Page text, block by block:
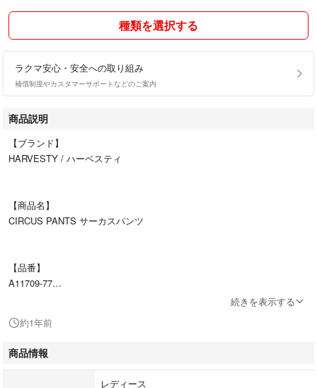
種類を選択する
ラクマ安心・安全への取り組み
補償制度やカスタマーサポートなどのご案内
商品説明
【ブランド】
HARVESTY / ハーベスティ
【商品名】
CIRCUS PANTS サーカスパンツ
【品番】
A11709-77
【カラー】
ブラック
続きを表示する
約1年前
商品情報
レディース